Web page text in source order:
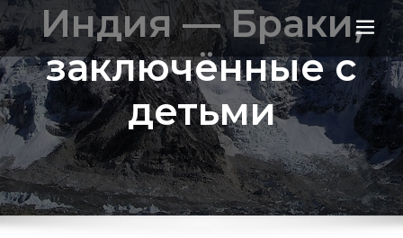
Индия — Браки,
заключённые с
детьми